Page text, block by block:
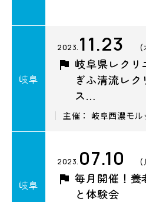
岐阜
2023. 11.23 (
岐阜県レク
ぎふ清流レ
ス…
主催： 岐阜西濃モル
岐阜
2023. 07.10 (
毎月開催！養
と体験会